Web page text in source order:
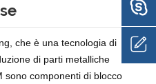
che è una tecnologia di
di parti metalliche
sono componenti di blocco